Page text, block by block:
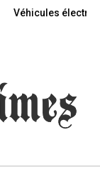
Véhicules